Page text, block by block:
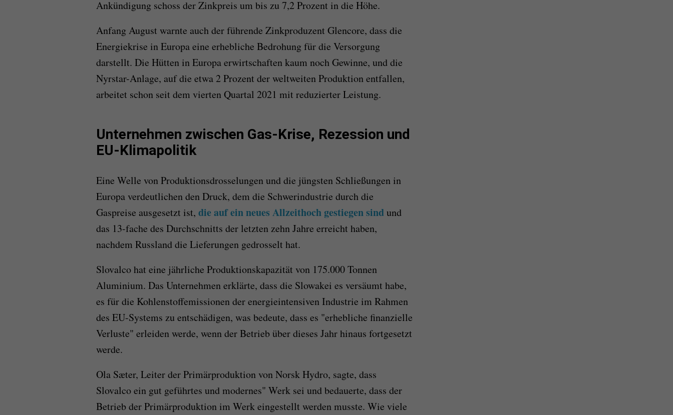
Ankündigung schoss der Zinkpreis um bis zu 7,2 Prozent in die Höhe.
Anfang August warnte auch der führende Zinkproduzent Glencore, dass die
Energiekrise in Europa eine erhebliche Bedrohung für die Versorgung
darstellt. Die Hütten in Europa erwirtschaften kaum noch Gewinne, und die
Nyrstar-Anlage, auf die etwa 2 Prozent der weltweiten Produktion entfallen,
arbeitet schon seit dem vierten Quartal 2021 mit reduzierter Leistung.
Unternehmen zwischen Gas-Krise, Rezession und
EU-Klimapolitik
Eine Welle von Produktionsdrosselungen und die jüngsten Schließungen in
Europa verdeutlichen den Druck, dem die Schwerindustrie durch die
Gaspreise ausgesetzt ist, die auf ein neues Allzeithoch gestiegen sindund
das 13-fache des Durchschnitts der letzten zehn Jahre erreicht haben,
nachdem Russland die Lieferungen gedrosselt hat.
Slovalco hat eine jährliche Produktionskapazität von 175.000 Tonnen
Aluminium. Das Unternehmen erklärte, dass die Slowakei es versäumt habe,
es für die Kohlenstoffemissionen der energieintensiven Industrie im Rahmen
des EU-Systems zu entschädigen, was bedeute, dass es "erhebliche finanzielle
Verluste" erleiden werde, wenn der Betrieb über dieses Jahr hinaus fortgesetzt
werde.
Ola Sæter, Leiter der Primärproduktion von Norsk Hydro, sagte, dass
Slovalco ein gut geführtes und modernes" Werk sei und bedauerte, dass der
Betrieb der Primärproduktion im Werk eingestellt werden musste. Wie viele